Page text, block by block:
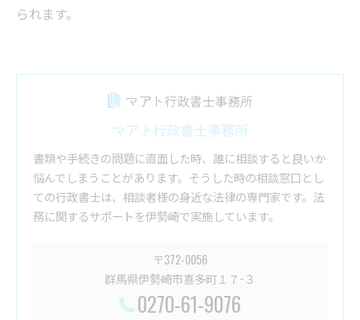
られます。
マアト行政書士事務所
書類や手続きの問題に直面した時、誰に相談すると良いか
悩んでしまうことがあります。そうした時の相談窓口とし
ての行政書士は、相談者様の身近な法律の専門家です。法
務に関するサポートを伊勢崎で実施しています。
〒372-0056
群馬県伊勢崎市喜多町１７−３
0270-61-9076